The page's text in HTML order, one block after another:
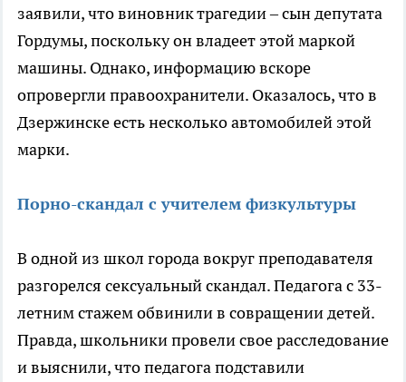
заявили, что виновник трагедии – сын депутата
Гордумы, поскольку он владеет этой маркой
машины. Однако, информацию вскоре
опровергли правоохранители. Оказалось, что в
Дзержинске есть несколько автомобилей этой
марки.
Порно-скандал с учителем физкультуры
В одной из школ города вокруг преподавателя
разгорелся сексуальный скандал. Педагога с 33-
летним стажем обвинили в совращении детей.
Правда, школьники провели свое расследование
и выяснили, что педагога подставили